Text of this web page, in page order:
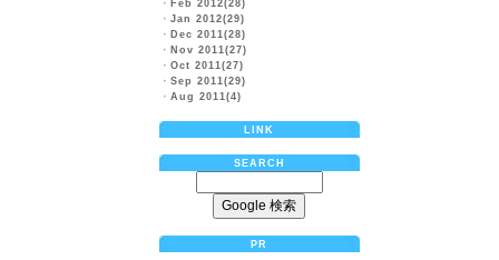
・ Feb 2012(28)
・ Jan 2012(29)
・ Dec 2011(28)
・ Nov 2011(27)
・ Oct 2011(27)
・ Sep 2011(29)
・ Aug 2011(4)
LINK
SEARCH
PR